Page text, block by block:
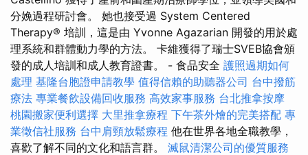
分娩過程研討會。 她也接受過 System Centered
Therapy® 培訓，這是由 Yvonne Agazarian 開發的用於處
理系統和群體動力學的方法。 卡維獲得了瑞士SVEB協會頒
發的成人培訓和成人教育證書。 - 食品安全 護照過期如何
處理 基隆台胞證申請教學 值得信賴的助聽器公司 台中撥筋
療法 專業餐飲設備回收服務 高效家事服務 台北推拿按摩
桃園搬家便利選擇 大里推拿療程 下午茶外燴的完美搭配 專
業徵信社服務 台中肩頸放鬆療程 他在世界各地全職教學，
喜歡了解不同的文化和語言群。 滅鼠清潔公司的優質服務